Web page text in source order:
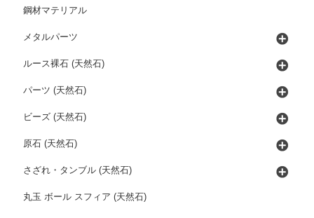
鋼材マテリアル
メタルパーツ
ルース裸石 (天然石)
パーツ (天然石)
ビーズ (天然石)
原石 (天然石)
さざれ・タンブル (天然石)
丸玉 ボール スフィア (天然石)